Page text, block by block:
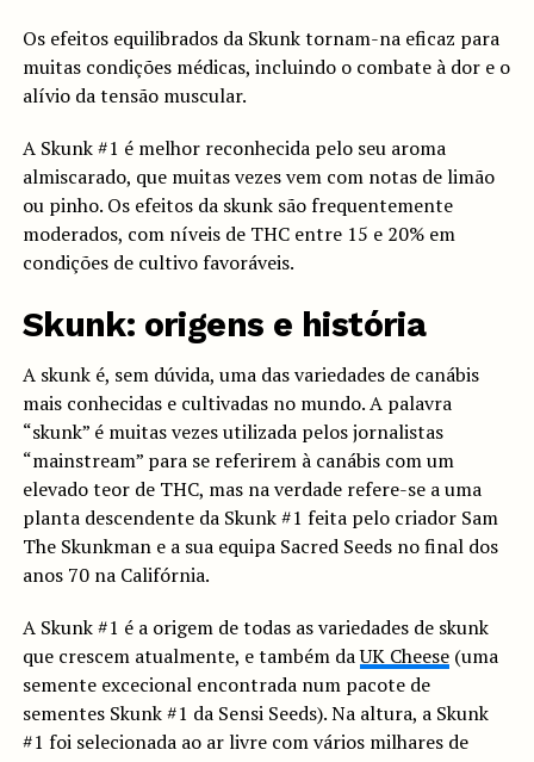
Os efeitos equilibrados da Skunk tornam-na eficaz para
muitas condições médicas, incluindo o combate à dor e o
alívio da tensão muscular.
A Skunk #1 é melhor reconhecida pelo seu aroma
almiscarado, que muitas vezes vem com notas de limão
ou pinho. Os efeitos da skunk são frequentemente
moderados, com níveis de THC entre 15 e 20% em
condições de cultivo favoráveis.
Skunk: origens e história
A skunk é, sem dúvida, uma das variedades de canábis
mais conhecidas e cultivadas no mundo. A palavra
“skunk” é muitas vezes utilizada pelos jornalistas
“mainstream” para se referirem à canábis com um
elevado teor de THC, mas na verdade refere-se a uma
planta descendente da Skunk #1 feita pelo criador Sam
The Skunkman e a sua equipa Sacred Seeds no final dos
anos 70 na Califórnia.
A Skunk #1 é a origem de todas as variedades de skunk
que crescem atualmente, e também daUK Cheese(uma
semente excecional encontrada num pacote de
sementes Skunk #1 da Sensi Seeds). Na altura, a Skunk
#1 foi selecionada ao ar livre com vários milhares de